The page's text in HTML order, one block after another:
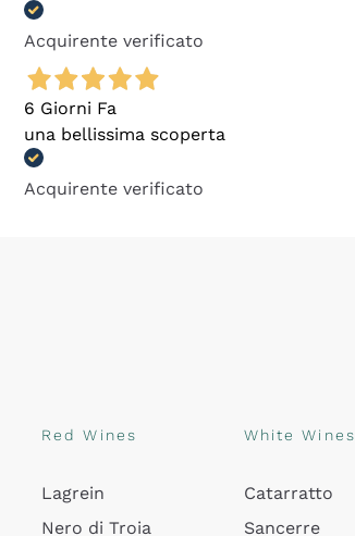
Acquirente verificato
6 Giorni Fa
una bellissima scoperta
Acquirente verificato
Red Wines
Lagrein
Nero di Troia
White Wines
Catarratto
Sancerre